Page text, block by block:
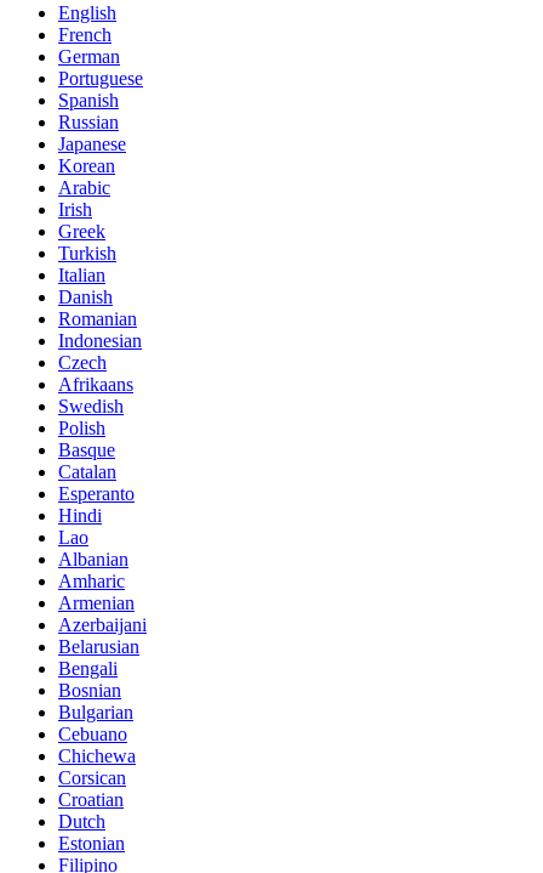
English
French
German
Portuguese
Spanish
Russian
Japanese
Korean
Arabic
Irish
Greek
Turkish
Italian
Danish
Romanian
Indonesian
Czech
Afrikaans
Swedish
Polish
Basque
Catalan
Esperanto
Hindi
Lao
Albanian
Amharic
Armenian
Azerbaijani
Belarusian
Bengali
Bosnian
Bulgarian
Cebuano
Chichewa
Corsican
Croatian
Dutch
Estonian
Filipino